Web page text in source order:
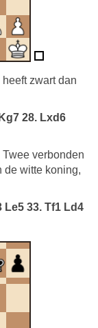
zwart dan
28. Lxd6
verbonden
de witte koning,
Le5 33. Tf1 Ld4